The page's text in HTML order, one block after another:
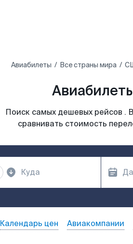
Авиабилеты Все страны мира
Поиск самых дешевых рейсов .
сравнивать стоимость
Календарь цен Авиакомпании